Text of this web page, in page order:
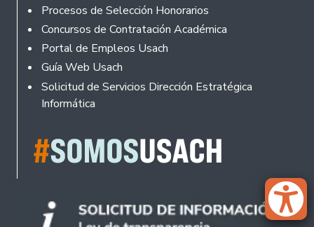
Procesos de Selección Honorarios
Concursos de Contratación Académica
Portal de Empleos Usach
Guía Web Usach
Solicitud de Servicios Dirección Estratégica
Informática